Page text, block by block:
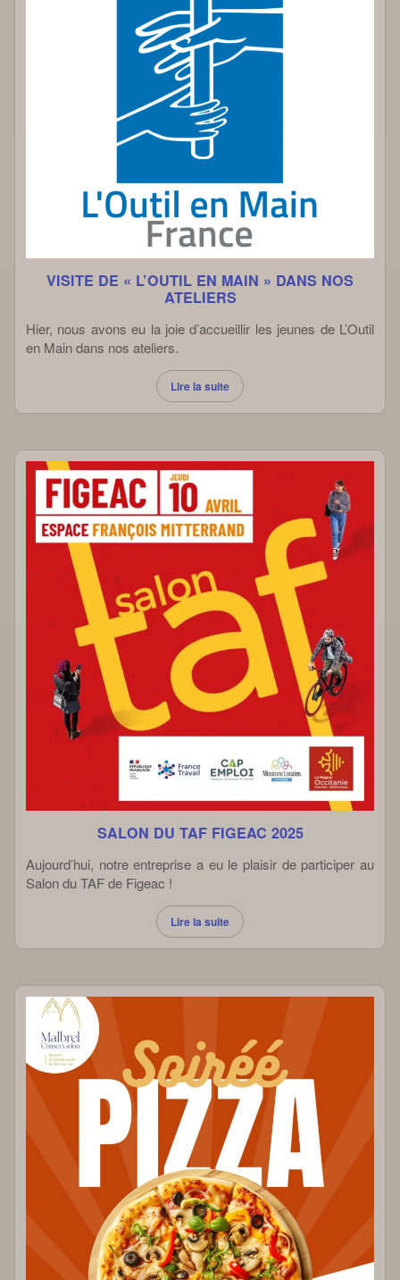
VISITE DE « L’OUTIL EN MAIN » DANS NOS
ATELIERS
Hier, nous avons eu la joie d’accueillir les jeunes de L’Outil
en Main dans nos ateliers.
Lire la suite
SALON DU TAF FIGEAC 2025
Aujourd’hui, notre entreprise a eu le plaisir de participer au
Salon du TAF de Figeac !
Lire la suite